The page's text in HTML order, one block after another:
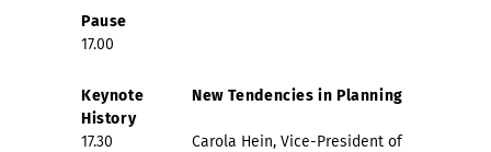
Pause
17.00
Keynote
New Tendencies in Planning
History
17.30 Carola Hein, Vice-President of